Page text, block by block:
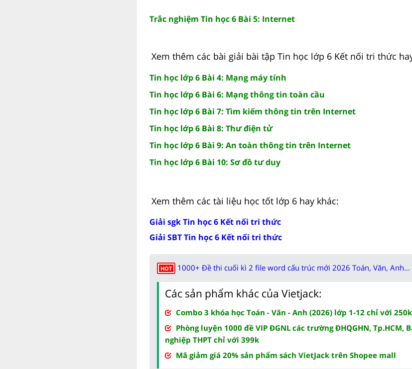
Trắc nghiệm Tin học 6 Bài 5: Internet
Xem thêm các bài giải bài tập Tin học lớp 6 Kết nối tri thức
Tin học lớp 6 Bài 4: Mạng máy tính
Tin học lớp 6 Bài 6: Mạng thông tin toàn cầu
Tin học lớp 6 Bài 7: Tìm kiếm thông tin trên Internet
Tin học lớp 6 Bài 8: Thư điện tử
Tin học lớp 6 Bài 9: An toàn thông tin trên Internet
Tin học lớp 6 Bài 10: Sơ đồ tư duy
Xem thêm các tài liệu học tốt lớp 6 hay khác:
Giải sgk Tin học 6 Kết nối tri thức
Giải SBT Tin học 6 Kết nối tri thức
HOT 1000+ Đề thi cuối kì 2 file word cấu trúc mới 2026 Toán, Văn,
Các sản phẩm khác của Vietjack:
Combo 3 khóa học Toán - Văn - Anh (2026) lớp 1-12 chỉ với 250k
Phòng luyện 1000 đề VIP ĐGNL các trường ĐHQGHN, Tp.HCM,
nghiệp THPT chỉ với 399k
Mã giảm giá 20% sản phẩm sách VietJack trên Shopee mall